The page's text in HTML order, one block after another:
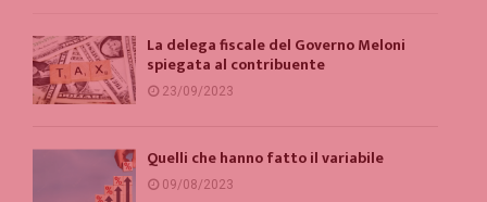
La delega fiscale del Governo Meloni
spiegata al contribuente
23/09/2023
Quelli che hanno fatto il variabile
09/08/2023